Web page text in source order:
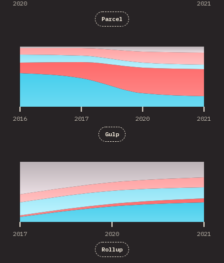
2020 2021
Parcel
2016 2017 2020 2021
Gulp
2017 2020 2021
Rollup